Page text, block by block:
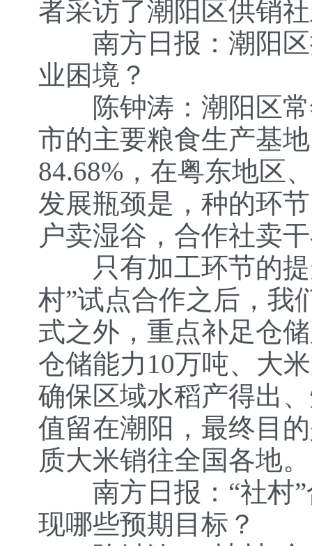
者采访了潮阳区供销
南方日报：潮阳区
业困境？
陈钟涛：潮阳区常
市的主要粮食生产基
84.68%，在粤东地区
发展瓶颈是，种的环
户卖湿谷，合作社卖
只有加工环节的提
村”试点合作之后，我
式之外，重点补足仓
仓储能力10万吨、大
确保区域水稻产得出
值留在潮阳，最终目
质大米销往全国各地。
南方日报：“社村”
现哪些预期目标？